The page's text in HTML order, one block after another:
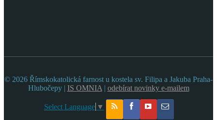
© 2026 Římskokatolická farnost u kostela sv. Filipa a Jakuba Praha-
Hlubočepy | IS OMNIA | odebírat novinky e-mailem
Select Language ▼